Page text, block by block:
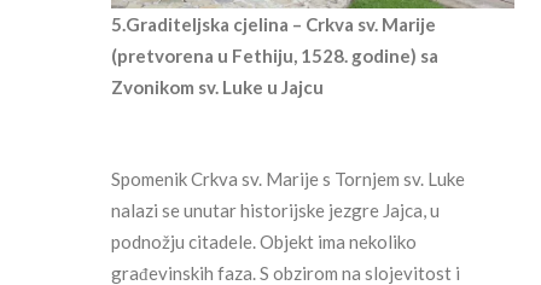
5.Graditeljska cjelina – Crkva sv. Marije
(pretvorena u Fethiju, 1528. godine) sa
Zvonikom sv. Luke u Jajcu
Spomenik Crkva sv. Marije s Tornjem sv. Luke
nalazi se unutar historijske jezgre Jajca, u
podnožju citadele. Objekt ima nekoliko
građevinskih faza. S obzirom na slojevitost i